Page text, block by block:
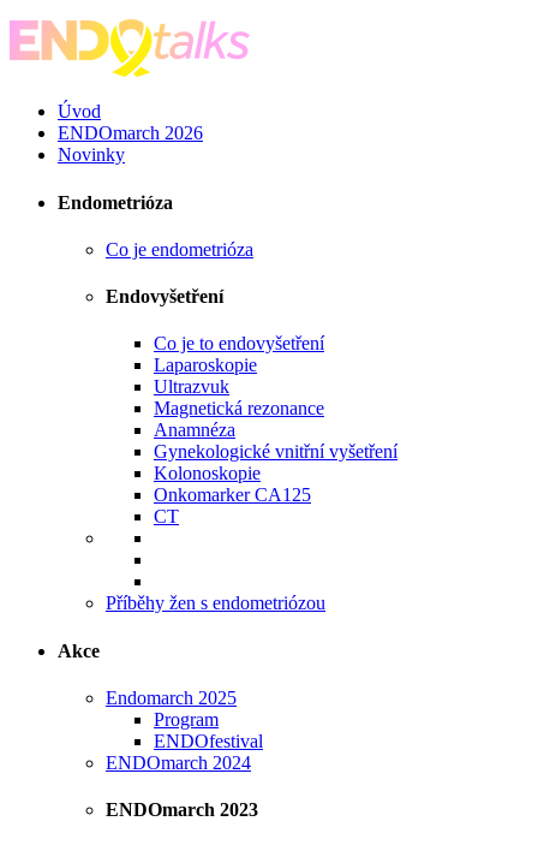
Úvod
ENDOmarch 2026
Novinky
Endometrióza
Co je endometrióza
Endovyšetření
Co je to endovyšetření
Laparoskopie
Ultrazvuk
Magnetická rezonance
Anamnéza
Gynekologické vnitřní vyšetření
Kolonoskopie
Onkomarker CA125
CT
Příběhy žen s endometriózou
Akce
Endomarch 2025
Program
ENDOfestival
ENDOmarch 2024
ENDOmarch 2023